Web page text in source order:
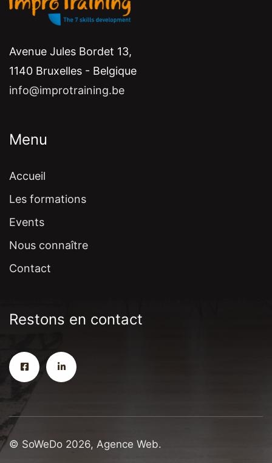
Avenue Jules Bordet 13,
1140 Bruxelles - Belgique
info@improtraining.be
Menu
Accueil
Les formations
Events
Nous connaître
Contact
Restons en contact
© SoWeDo 2026, Agence Web.